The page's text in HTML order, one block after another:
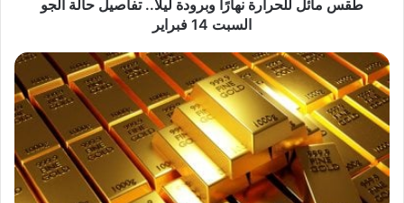
طقس مائل للحرارة نهارًا وبرودة ليلًا.. تفاصيل حالة الجو
السبت 14 فبراير
عيار
24
يسجل
7657
جنيهًا
للجرام
وسط
استقرار